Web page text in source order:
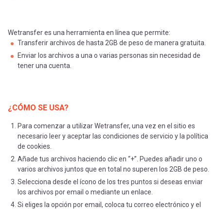
Wetransfer es una herramienta en línea que permite:
Transferir archivos de hasta 2GB de peso de manera gratuita.
Enviar los archivos a una o varias personas sin necesidad de
tener una cuenta.
¿CÓMO SE USA?
Para comenzar a utilizar Wetransfer, una vez en el sitio es
necesario leer y aceptar las condiciones de servicio y la política
de cookies.
Añade tus archivos haciendo clic en “+”. Puedes añadir uno o
varios archivos juntos que en total no superen los 2GB de peso.
Selecciona desde el ícono de los tres puntos si deseas enviar
los archivos por email o mediante un enlace.
Si eliges la opción por email, coloca tu correo electrónico y el